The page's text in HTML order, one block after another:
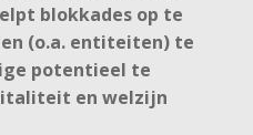
blokkades op te
(o.a. entiteiten) te
potentieel te
en welzijn